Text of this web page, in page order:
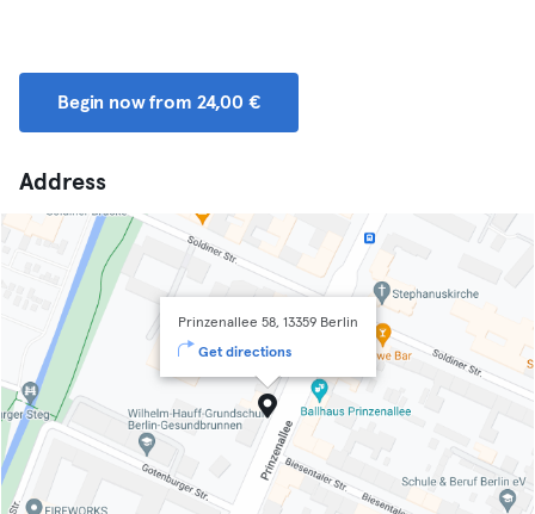
Begin now from 24,00 €
Address
Prinzenallee 58, 13359 Berlin
Get directions